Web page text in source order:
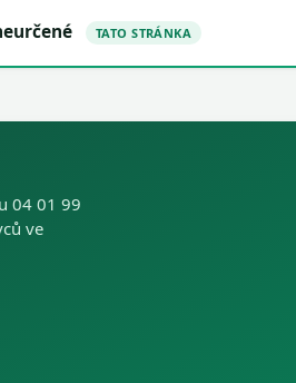
TATO STRÁNKA
04 01 99
ve